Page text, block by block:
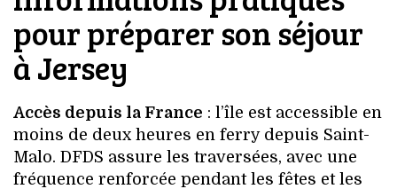
pour préparer son séjour
à Jersey
Accès depuis la France : l’île est accessible en
moins de deux heures en ferry depuis Saint-
Malo. DFDS assure les traversées, avec une
fréquence renforcée pendant les fêtes et les